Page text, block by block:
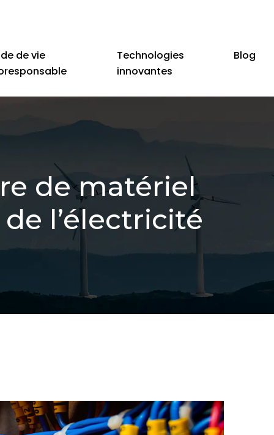
de vie
Technologies
innovantes
Blog
de matériel
l’électricité